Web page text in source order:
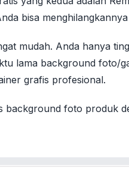
bisa
mudah. Anda hanya
lama background foto/
grafis profesional.
background foto produk